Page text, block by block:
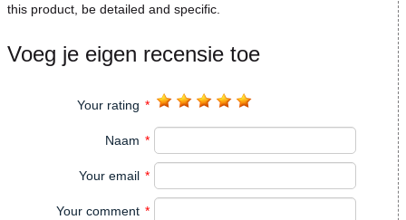
this product, be detailed and specific.
Voeg je eigen recensie toe
Your rating *
Naam *
Your email *
Your comment *